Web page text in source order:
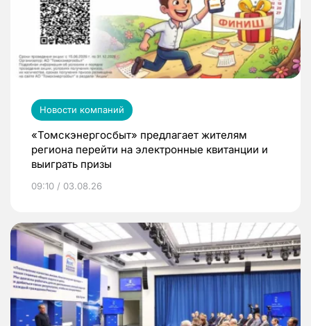
Новости компаний
«Томскэнергосбыт» предлагает жителям
региона перейти на электронные квитанции и
выиграть призы
09:10 / 03.08.26